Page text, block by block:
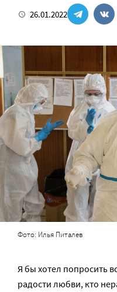
26.01.2022
Фото: Илья Питалев
Я бы хотел попросить
радости любви, кто